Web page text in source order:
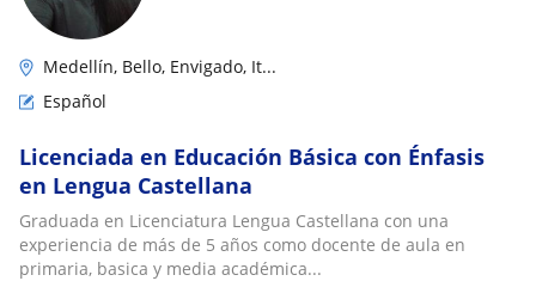
Medellín, Bello, Envigado, It...
Español
Licenciada en Educación Básica con Énfasis
en Lengua Castellana
Graduada en Licenciatura Lengua Castellana con una
experiencia de más de 5 años como docente de aula en
primaria, basica y media académica...